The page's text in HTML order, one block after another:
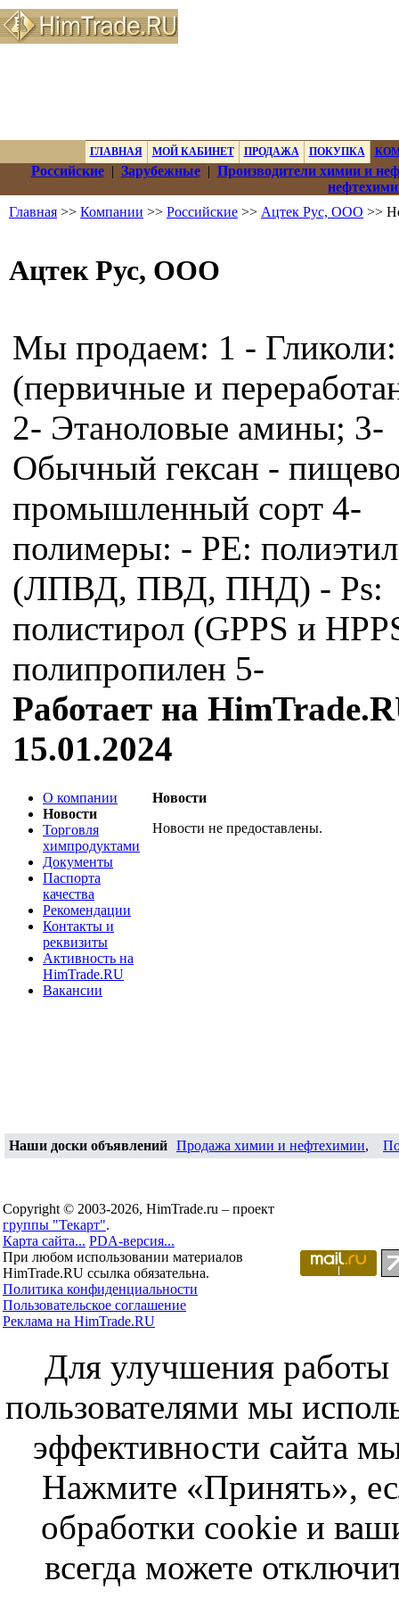
ГЛАВНАЯ МОЙ КАБИНЕТ ПРОДАЖА ПОКУПКА
Российские| Зарубежные| Производители химии и
Главная >> Компании >> Российские >> Ацтек Рус, ООО >>
Ацтек Рус, ООО
Мы продаем: 1 - Гликоли:
(первичные и
2- Этаноловые амины; 3-
Обычный гексан -
промышленный сорт 4-
полимеры: - PE:
(ЛПВД, ПВД, ПНД) - ⁠Ps:
полистирол (GPPS и
полипропилен 5-
Работает на
15.01.2024
О компании
Новости
Торговля
химпродуктами
Документы
Паспорта
качества
Рекомендации
Контакты и
реквизиты
Активность на
HimTrade.RU
Вакансии
Новости
Новости не предоставлены.
Наши доски объявлений Продажа химии и нефтехимии,
Copyright © 2003-2026, HimTrade.ru – проект
группы "Текарт".
Карта сайта... PDA-версия...
При любом использовании материалов
HimTrade.RU ссылка обязательна.
Политика конфиденциальности
Пользовательское соглашение
Реклама на HimTrade.RU
Для улучшения работы
пользователями мы
эффективности сайта
Нажмите «Принять»,
обработки cookie и
всегда можете